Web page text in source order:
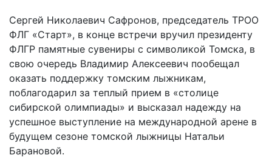
Сергей Николаевич Сафронов, председатель ТРОО
ФЛГ «Старт», в конце встречи вручил президенту
ФЛГР памятные сувениры с символикой Томска, в
свою очередь Владимир Алексеевич пообещал
оказать поддержку томским лыжникам,
поблагодарил за теплый прием в «столице
сибирской олимпиады» и высказал надежду на
успешное выступление на международной арене в
будущем сезоне томской лыжницы Натальи
Барановой.